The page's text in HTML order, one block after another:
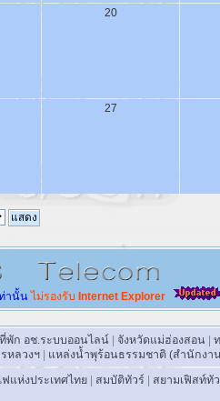
20
27
ท่านั้น ไม่รองรับ Internet Explorer
พัก อช.ระบบออนไลน์ | จังหวัดแม่ฮ่องสอน |
หลวงฯ | แหล่งน้ำพุร้อนธรรมชาติ (สำนักงา
ฟแห่งประเทศไทย | สมบัติทัวร์ | สยามเฟิสท์ทั